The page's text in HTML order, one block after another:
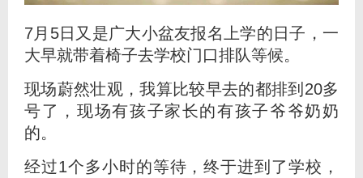
7月5日又是广大小盆友报名上学的日子，一
大早就带着椅子去学校门口排队等候。
现场蔚然壮观，我算比较早去的都排到20多
号了，现场有孩子家长的有孩子爷爷奶奶
的。
经过1个多小时的等待，终于进到了学校，